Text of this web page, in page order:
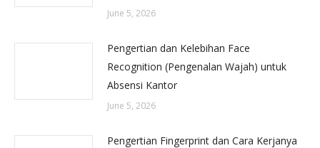
June 5, 2026
Pengertian dan Kelebihan Face
Recognition (Pengenalan Wajah) untuk
Absensi Kantor
June 5, 2026
Pengertian Fingerprint dan Cara Kerjanya